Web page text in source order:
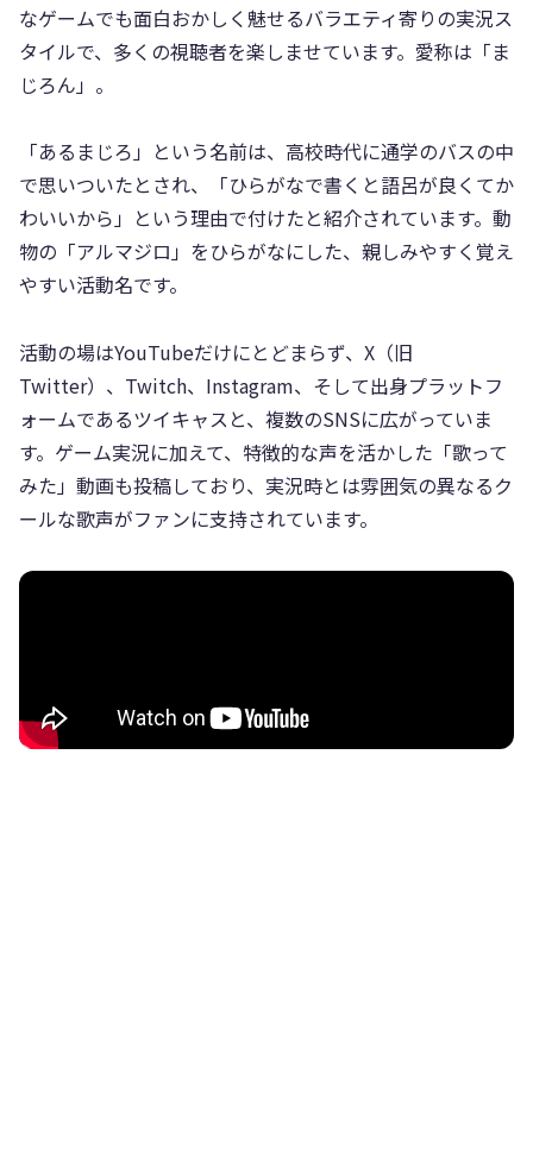
なゲームでも面白おかしく魅せるバラエティ寄りの実況ス
タイルで、多くの視聴者を楽しませています。愛称は「ま
じろん」。
「あるまじろ」という名前は、高校時代に通学のバスの中
で思いついたとされ、「ひらがなで書くと語呂が良くてか
わいいから」という理由で付けたと紹介されています。動
物の「アルマジロ」をひらがなにした、親しみやすく覚え
やすい活動名です。
活動の場はYouTubeだけにとどまらず、X（旧
Twitter）、Twitch、Instagram、そして出身プラットフ
ォームであるツイキャスと、複数のSNSに広がっていま
す。ゲーム実況に加えて、特徴的な声を活かした「歌って
みた」動画も投稿しており、実況時とは雰囲気の異なるク
ールな歌声がファンに支持されています。